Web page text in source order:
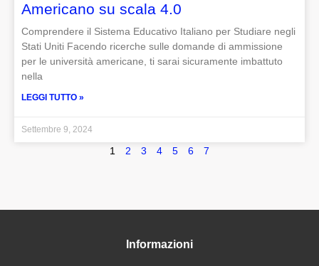
Americano su scala 4.0
Comprendere il Sistema Educativo Italiano per Studiare negli
Stati Uniti Facendo ricerche sulle domande di ammissione
per le università americane, ti sarai sicuramente imbattuto
nella
LEGGI TUTTO »
Settembre 9, 2024
1 2 3 4 5 6 7
Informazioni